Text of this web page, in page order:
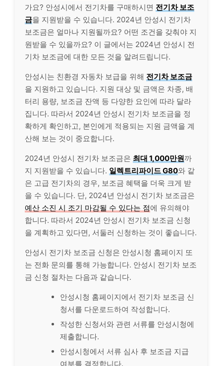
가요? 안성시에서 전기차를 구매하시면 전기차 보조
금을 지원받을 수 있습니다. 2024년 안성시 전기차
보조금은 얼마나 지원될까요? 어떤 조건을 갖춰야 지
원받을 수 있을까요? 이 글에서는 2024년 안성시 전
기차 보조금에 대한 모든 것을 알려드립니다.
안성시는 친환경 자동차 보급을 위해 전기차 보조금
을 지원하고 있습니다. 지원 대상 및 금액은 차종, 배
터리 용량, 보조금 잔액 등 다양한 요인에 따라 달라
집니다. 따라서 2024년 안성시 전기차 보조금을 정
확하게 확인하고, 본인에게 적용되는 지원 금액을 계
산해 보는 것이 중요합니다.
2024년 안성시 전기차 보조금은 최대 1,000만원까
지 지원받을 수 있습니다. 일렉트리파이드 G80와 같
은 고급 전기차의 경우, 보조금 혜택을 더욱 크게 받
을 수 있습니다. 단, 2024년 안성시 전기차 보조금은
예산 소진 시 조기 마감될 수 있다는 점에 유의해야
합니다. 따라서 2024년 안성시 전기차 보조금 신청
을 계획하고 있다면, 서둘러 신청하는 것이 좋습니다.
안성시 전기차 보조금 신청은 안성시청 홈페이지 또
는 전화 문의를 통해 가능합니다. 안성시 전기차 보조
금 신청 절차는 다음과 같습니다.
안성시청 홈페이지에서 전기차 보조금 신
청서를 다운로드하여 작성합니다.
작성한 신청서와 관련 서류를 안성시청에
제출합니다.
안성시청에서 서류 심사 후 보조금 지급
여부를 결정합니다.